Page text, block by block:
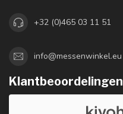
+32 (0)465 03 11 51
info@messenwinkel.eu
Klantbeoordelingen